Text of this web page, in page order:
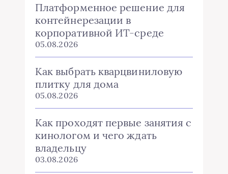
Платформенное решение для
контейнерезации в
корпоративной ИТ-среде
05.08.2026
Как выбрать кварцвиниловую
плитку для дома
05.08.2026
Как проходят первые занятия с
кинологом и чего ждать
владельцу
03.08.2026